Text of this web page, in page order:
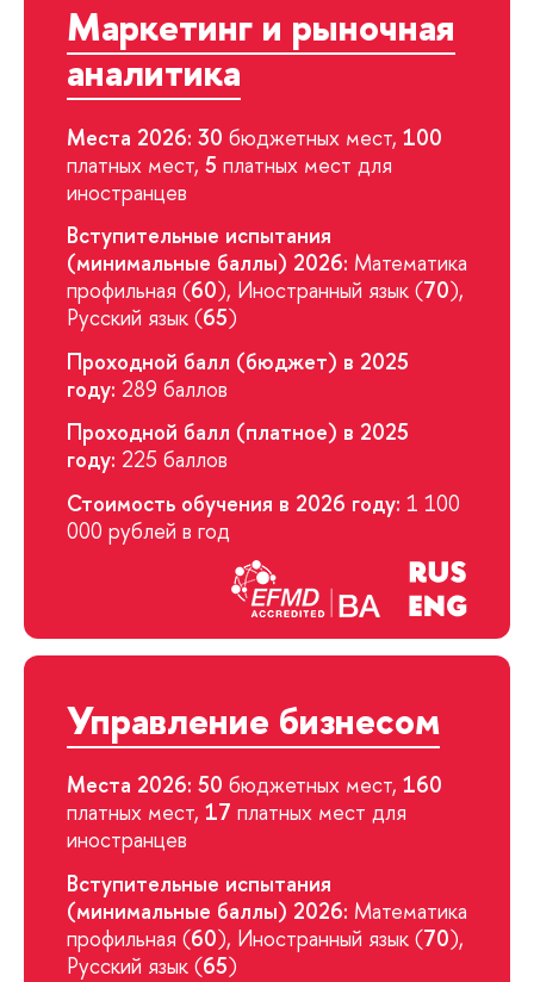
Маркетинг и рыночная
аналитика
Места 2026: 30 бюджетных мест, 100
платных мест, 5 платных мест для
иностранцев
Вступительные испытания
(минимальные баллы) 2026: Математика
профильная (60), Иностранный язык (70),
Русский язык (65)
Проходной балл (бюджет) в 2025
году: 289 баллов
Проходной балл (платное) в 2025
году: 225 баллов
Стоимость обучения в 2026 году: 1 100
000 рублей в год
Управление бизнесом
Места 2026: 50 бюджетных мест, 160
платных мест, 17 платных мест для
иностранцев
Вступительные испытания
(минимальные баллы) 2026: Математика
профильная (60), Иностранный язык (70),
Русский язык (65)